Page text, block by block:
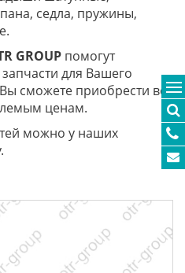
седла, пружины,
GROUP помогут
для Вашего
сможете приобрести все
ценам.
можно у наших